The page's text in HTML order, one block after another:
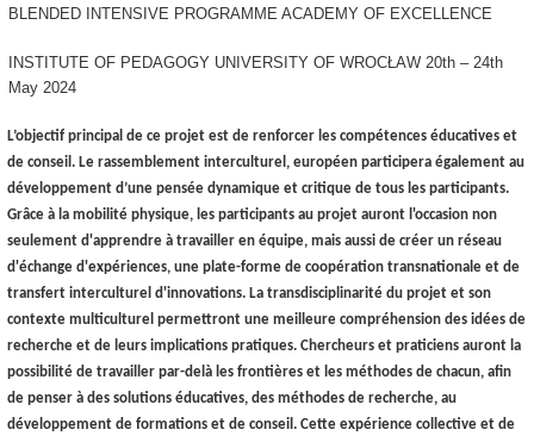
BLENDED INTENSIVE PROGRAMME ACADEMY OF EXCELLENCE
INSTITUTE OF PEDAGOGY UNIVERSITY OF WROCŁAW 20th – 24th
May 2024
L’objectif principal de ce projet est de renforcer les compétences éducatives et
de conseil. Le rassemblement interculturel, européen participera également au
développement d’une pensée dynamique et critique de tous les participants.
Grâce à la mobilité physique, les participants au projet auront l'occasion non
seulement d'apprendre à travailler en équipe, mais aussi de créer un réseau
d'échange d'expériences, une plate-forme de coopération transnationale et de
transfert interculturel d'innovations. La transdisciplinarité du projet et son
contexte multiculturel permettront une meilleure compréhension des idées de
recherche et de leurs implications pratiques. Chercheurs et praticiens auront la
possibilité de travailler par-delà les frontières et les méthodes de chacun, afin
de penser à des solutions éducatives, des méthodes de recherche, au
développement de formations et de conseil. Cette expérience collective et de